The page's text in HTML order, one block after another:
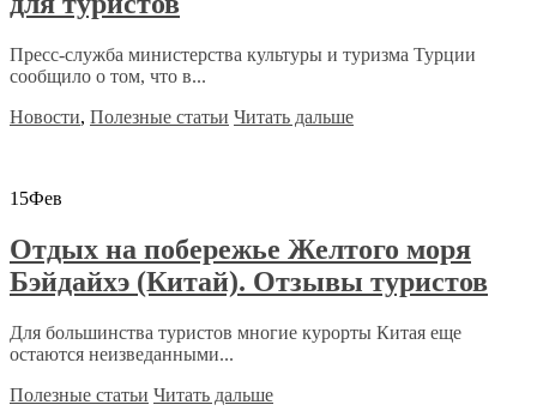
Пресс-служба министерства культуры и туризма Турции
сообщило о том, что в...
Новости, Полезные статьи Читать дальше
15Фев
Отдых на побережье Желтого моря
Бэйдайхэ (Китай). Отзывы туристов
Для большинства туристов многие курорты Китая еще
остаются неизведанными...
Полезные статьи Читать дальше